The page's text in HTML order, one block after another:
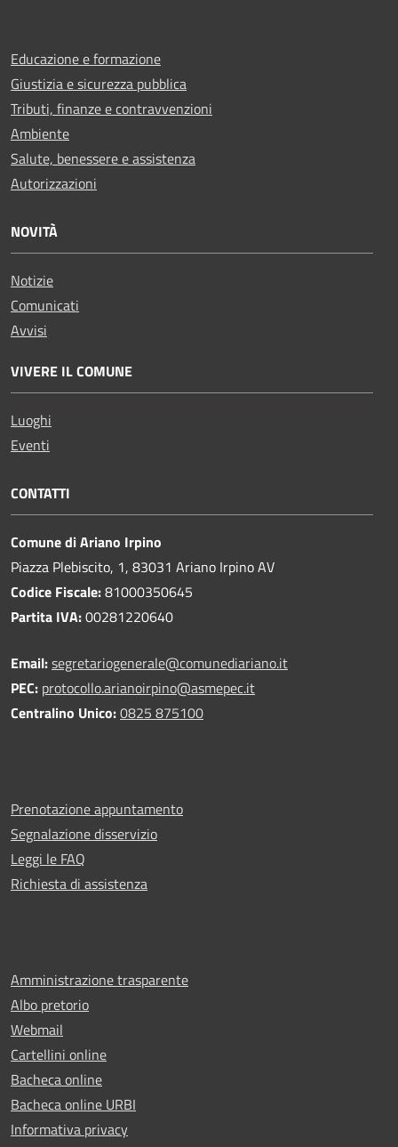
Educazione e formazione
Giustizia e sicurezza pubblica
Tributi, finanze e contravvenzioni
Ambiente
Salute, benessere e assistenza
Autorizzazioni
NOVITÀ
Notizie
Comunicati
Avvisi
VIVERE IL COMUNE
Luoghi
Eventi
CONTATTI
Comune di Ariano Irpino
Piazza Plebiscito, 1, 83031 Ariano Irpino AV
Codice Fiscale:81000350645
Partita IVA:00281220640
Email:segretariogenerale@comunediariano.it
PEC: protocollo.arianoirpino@asmepec.it
Centralino Unico:0825 875100
Prenotazione appuntamento
Segnalazione disservizio
Leggi le FAQ
Richiesta di assistenza
Amministrazione trasparente
Albo pretorio
Webmail
Cartellini online
Bacheca online
Bacheca online URBI
Informativa privacy